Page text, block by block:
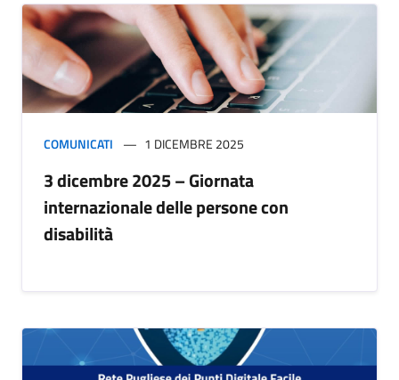
COMUNICATI 1 DICEMBRE 2025
3 dicembre 2025 – Giornata
internazionale delle persone con
disabilità